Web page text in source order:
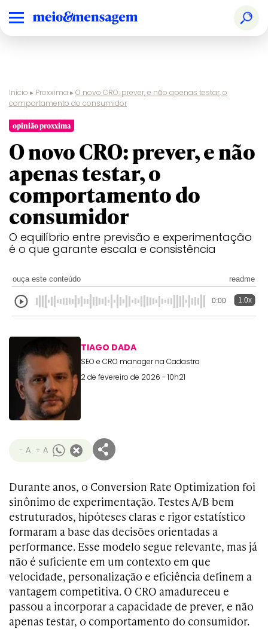
Início ▸ Proxxima ▸O novo CRO: prever, e não apenas testar, o
comportamento do consumidor
opinião proxxima
O novo CRO: prever, e não
apenas testar, o
comportamento do
consumidor
O equilíbrio entre previsão e experimentação
é o que garante escala e consistência
ouça este conteúdo readme
0:00 1.0x
TIAGO DADA
SEO e CRO manager na Cadastra
2 de fevereiro de 2026 - 10h21
- A + A
Durante anos, o Conversion Rate Optimization foi
sinônimo de experimentação. Testes A/B bem
estruturados, hipóteses claras e rigor estatístico
formaram a base das decisões orientadas a
performance. Esse modelo segue relevante, mas já
não é suficiente em um contexto em que
velocidade, personalização e eficiência definem a
vantagem competitiva. O CRO amadureceu e
passou a incorporar a capacidade de prever, e não
apenas testar, o comportamento do consumidor.